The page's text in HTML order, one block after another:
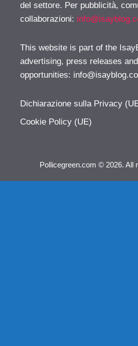
del settore. Per pubblicità,
collaborazioni:
This website is part of the
advertising, press releases
opportunities:
Dichiarazione sulla Privacy
Cookie Policy (UE)
Pollicegreen.com © 2026. All